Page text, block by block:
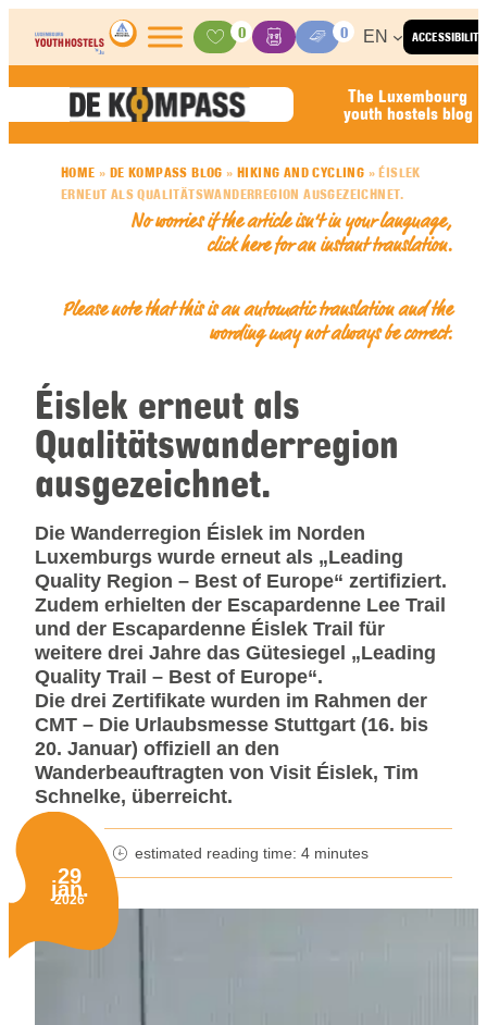
Skip to content
ACCESSIBILITY
Activities
0
BasketMedia Center
0 EN
The Luxembourg
youth hostels blog
HOME » DE KOMPASS BLOG »HIKING AND CYCLING »ÉISLEK
ERNEUT ALS QUALITÄTSWANDERREGION AUSGEZEICHNET.
No worries if the article isn’t in your language,
click here for an instant translation.
Please note that this is an automatic translation and the
wording may not always be correct.
Éislek erneut als
Qualitätswanderregion
ausgezeichnet.
Die Wanderregion Éislek im Norden
Luxemburgs wurde erneut als „Leading
Quality Region – Best of Europe“ zertifiziert.
Zudem erhielten der Escapardenne Lee Trail
und der Escapardenne Éislek Trail für
weitere drei Jahre das Gütesiegel „Leading
Quality Trail – Best of Europe“.
Die drei Zertifikate wurden im Rahmen der
CMT – Die Urlaubsmesse Stuttgart (16. bis
20. Januar) offiziell an den
Wanderbeauftragten von Visit Éislek, Tim
Schnelke, überreicht.
Published on:
29
jan.
2026
minutes reading time
estimated reading time: 4 minutes